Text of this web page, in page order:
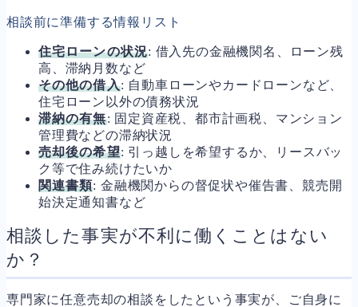
相談前に準備する情報リスト
住宅ローンの状況: 借入先の金融機関名、ローン残
高、滞納月数など
その他の借入: 自動車ローンやカードローンなど、
住宅ローン以外の債務状況
滞納の有無: 固定資産税、都市計画税、マンション
管理費などの滞納状況
売却後の希望: 引っ越しを希望するか、リースバッ
ク等で住み続けたいか
関連書類: 金融機関からの督促状や催告書、競売開
始決定通知書など
相談した事実が不利に働くことはない
か？
専門家に任意売却の相談をしたという事実が、ご自身に